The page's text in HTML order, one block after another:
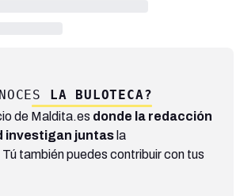
LA BULOTECA?
de Maldita.es donde la redacción
investigan juntas la
también puedes contribuir con tus